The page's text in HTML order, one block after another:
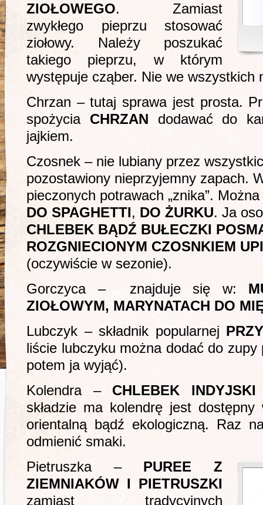
ZIOŁOWEGO. Zamiast
zwykłego pieprzu stosować
ziołowy. Należy poszukać
takiego pieprzu, w którym
występuje cząber. Nie we
Chrzan – tutaj sprawa jest prosta.
spożycia CHRZAN dodawać do
jajkiem.
Czosnek – nie lubiany przez
pozostawiony nieprzyjemny zapach.
pieczonych potrawach „znika”.
DO SPAGHETTI, DO ŻURKU. Ja
CHLEBEK BĄDŹ BUŁECZKI
ROZGNIECIONYM CZOSNKIEM
(oczywiście w sezonie).
Gorczyca – znajduje się w:
ZIOŁOWYM, MARYNATACH DO
Lubczyk – składnik popularnej
liście lubczyku można dodać do zupy
potem ja wyjąć).
Kolendra – CHLEBEK
składzie ma kolendrę jest
orientalną bądź ekologiczną. Raz
odmienić smaki.
Pietruszka – PUREE Z
ZIEMNIAKÓW I PIETRUSZKI
zamiast tradycyjnych